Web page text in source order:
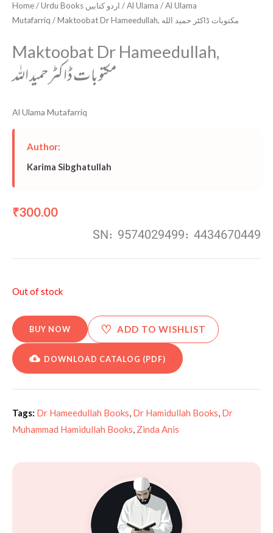
Home/ Urdu Books اردو کتابیں /Al Ulama /Al Ulama
Mutafarriq
/ Maktoobat Dr Hameedullah, مکتوبات ڈاکٹر حمید الله
Maktoobat Dr Hameedullah,
مکتوبات ڈاکٹر حمید الله
Al Ulama Mutafarriq
Author:
Karima Sibghatullah
₹300.00
SN: 9574029499: 4434670449
Out of stock
BUY NOW ♡ ADD TO WISHLIST
DOWNLOAD CATALOG (PDF)
Tags: Dr Hameedullah Books, Dr Hamidullah Books, Dr
Muhammad Hamidullah Books, Zinda Anis